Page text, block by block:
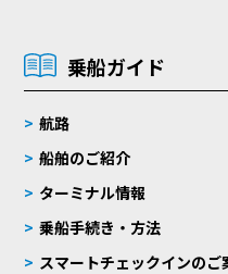
乗船ガイド
航路
船舶のご紹介
ターミナル情報
乗船手続き・方法
スマートチェックインのご